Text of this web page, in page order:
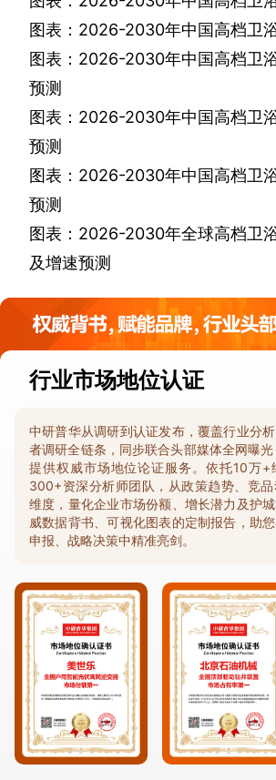
图表： 2026-2030年中国高档卫
图表： 2026-2030年中国高档卫
预测
图表： 2026-2030年中国高档卫
预测
图表： 2026-2030年中国高档卫
预测
图表： 2026-2030年全球高档卫
及增速预测
行业市场地位认证
中研普华从调研到认证发布，覆盖行业分
者调研全链条，同步联合头部媒体全网曝
提供权威市场地位论证服务。依托10万+
300+资深分析师团队，从政策趋势、竞
维度，量化企业市场份额、增长潜力及护
威数据背书、可视化图表的定制报告，助
申报、战略决策中精准亮剑。